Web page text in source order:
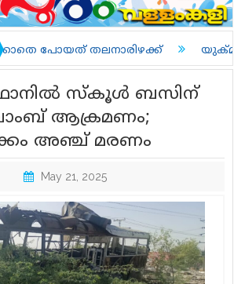
തലനാരിഴക്ക് യുക്മ കേരളപൂരം
സ്‌കൂൾ ബസിന്
ആക്രമണം;
അഞ്ച് മരണം
May 21, 2025